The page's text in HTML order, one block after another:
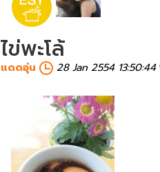
ไข่พะโล้
แดดอุ่น 28 Jan 2554 13:50:44